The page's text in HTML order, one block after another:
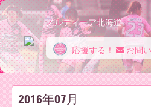
ノ
ノルディーア北海道
応援する！ お問
2016年07月